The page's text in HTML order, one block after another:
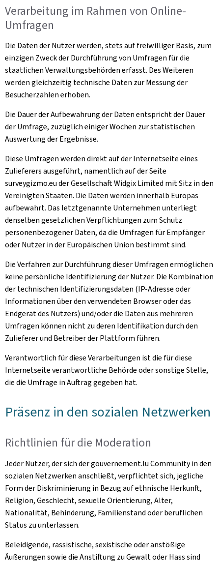
Verarbeitung im Rahmen von Online-
Umfragen
Die Daten der Nutzer werden, stets auf freiwilliger Basis, zum
einzigen Zweck der Durchführung von Umfragen für die
staatlichen Verwaltungsbehörden erfasst. Des Weiteren
werden gleichzeitig technische Daten zur Messung der
Besucherzahlen erhoben.
Die Dauer der Aufbewahrung der Daten entspricht der Dauer
der Umfrage, zuzüglich einiger Wochen zur statistischen
Auswertung der Ergebnisse.
Diese Umfragen werden direkt auf der Internetseite eines
Zulieferers ausgeführt, namentlich auf der Seite
surveygizmo.eu der Gesellschaft Widgix Limited mit Sitz in den
Vereinigten Staaten. Die Daten werden innerhalb Europas
aufbewahrt. Das letztgenannte Unternehmen unterliegt
denselben gesetzlichen Verpflichtungen zum Schutz
personenbezogener Daten, da die Umfragen für Empfänger
oder Nutzer in der Europäischen Union bestimmt sind.
Die Verfahren zur Durchführung dieser Umfragen ermöglichen
keine persönliche Identifizierung der Nutzer. Die Kombination
der technischen Identifizierungsdaten (IP-Adresse oder
Informationen über den verwendeten Browser oder das
Endgerät des Nutzers) und/oder die Daten aus mehreren
Umfragen können nicht zu deren Identifikation durch den
Zulieferer und Betreiber der Plattform führen.
Verantwortlich für diese Verarbeitungen ist die für diese
Internetseite verantwortliche Behörde oder sonstige Stelle,
die die Umfrage in Auftrag gegeben hat.
Präsenz in den sozialen Netzwerken
Richtlinien für die Moderation
Jeder Nutzer, der sich der gouvernement.lu Community in den
sozialen Netzwerken anschließt, verpflichtet sich, jegliche
Form der Diskriminierung in Bezug auf ethnische Herkunft,
Religion, Geschlecht, sexuelle Orientierung, Alter,
Nationalität, Behinderung, Familienstand oder beruflichen
Status zu unterlassen.
Beleidigende, rassistische, sexistische oder anstößige
Äußerungen sowie die Anstiftung zu Gewalt oder Hass sind